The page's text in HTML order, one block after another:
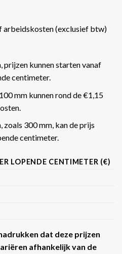
arbeidskosten (exclusief btw)
kunnen starten vanaf
centimeter.
mm kunnen rond de €1,15
300 mm, kan de prijs
centimeter​​.
LOPENDE CENTIMETER (€)
dat deze prijzen
afhankelijk van de